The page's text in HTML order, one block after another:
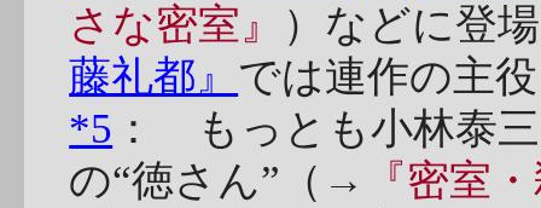
さな密室』
）などに登
藤礼都』 では連作の主
*5 ： もっとも小林泰
の“徳さん”（→
『密室